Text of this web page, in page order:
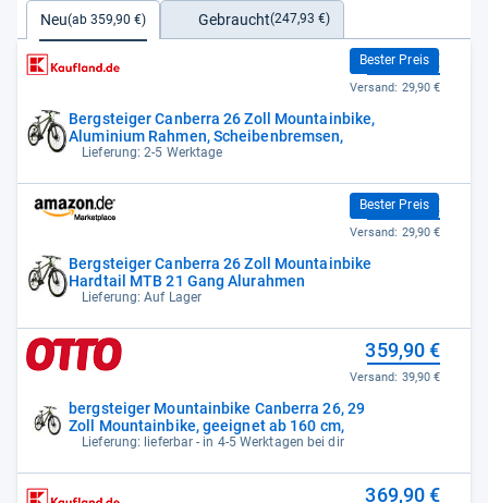
Neu(ab 359,90 €) Gebraucht(247,93 €)
Bergsteiger Canberra 26 Zoll Mountainbike,
Aluminium Rahmen, Scheibenbremsen,
Lieferung: 2-5 Werktage
Bester Preis
359,90 €
Versand: 29,90 €
Bergsteiger Canberra 26 Zoll Mountainbike
Hardtail MTB 21 Gang Alurahmen
Lieferung: Auf Lager
Bester Preis
359,90 €
Versand: 29,90 €
bergsteiger Mountainbike Canberra 26, 29
Zoll Mountainbike, geeignet ab 160 cm,
Lieferung: lieferbar - in 4-5 Werktagen bei dir
359,90 €
Versand: 39,90 €
369,90 €